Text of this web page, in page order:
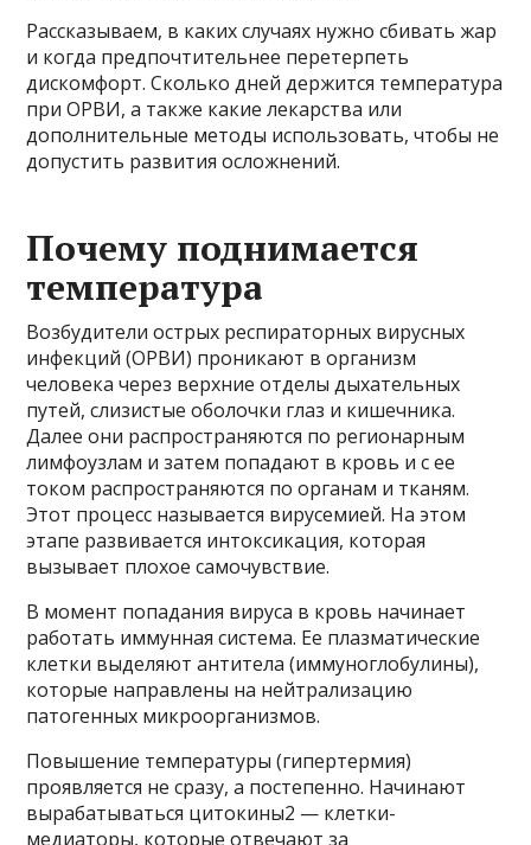
Рассказываем, в каких случаях нужно сбивать жар
и когда предпочтительнее перетерпеть
дискомфорт. Сколько дней держится температура
при ОРВИ, а также какие лекарства или
дополнительные методы использовать, чтобы не
допустить развития осложнений.
Почему поднимается
температура
Возбудители острых респираторных вирусных
инфекций (ОРВИ) проникают в организм
человека через верхние отделы дыхательных
путей, слизистые оболочки глаз и кишечника.
Далее они распространяются по регионарным
лимфоузлам и затем попадают в кровь и с ее
током распространяются по органам и тканям.
Этот процесс называется вирусемией. На этом
этапе развивается интоксикация, которая
вызывает плохое самочувствие.
В момент попадания вируса в кровь начинает
работать иммунная система. Ее плазматические
клетки выделяют антитела (иммуноглобулины),
которые направлены на нейтрализацию
патогенных микроорганизмов.
Повышение температуры (гипертермия)
проявляется не сразу, а постепенно. Начинают
вырабатываться цитокины2 — клетки-
медиаторы, которые отвечают за